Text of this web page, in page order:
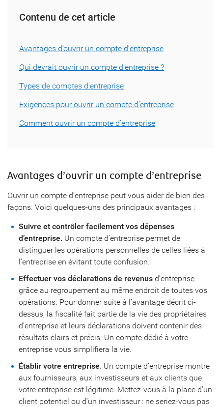
Contenu de cet article
Avantages d’ouvrir un compte d’entreprise
Qui devrait ouvrir un compte d’entreprise ?
Types de comptes d’entreprise
Exigences pour ouvrir un compte d’entreprise
Comment ouvrir un compte d’entreprise
Avantages d’ouvrir un compte d’entreprise
Ouvrir un compte d’entreprise peut vous aider de bien des
façons. Voici quelques-uns des principaux avantages :
Suivre et contrôler facilement vos dépenses
d’entreprise.Un compte d’entreprise permet de
distinguer les opérations personnelles de celles liées à
l’entreprise en évitant toute confusion.
Effectuer vos déclarations de revenus d’entreprise
grâce au regroupement au même endroit de toutes vos
opérations. Pour donner suite à l’avantage décrit ci-
dessus, la fiscalité fait partie de la vie des propriétaires
d’entreprise et leurs déclarations doivent contenir des
résultats clairs et précis. Un compte dédié à votre
entreprise vous simplifiera la vie.
Établir votre entreprise.Un compte d’entreprise montre
aux fournisseurs, aux investisseurs et aux clients que
votre entreprise est légitime. Mettez-vous à la place d’un
client potentiel ou d’un investisseur : ne seriez-vous pas